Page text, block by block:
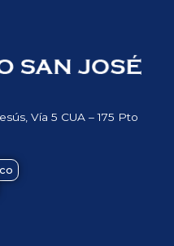
Vía 5 CUA – 175 Pto